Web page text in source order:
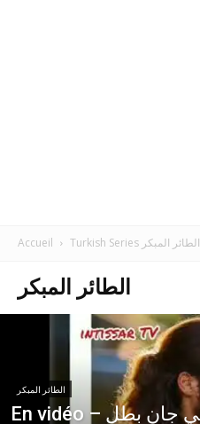
Accueil الطائر المبكر
الطائر المبكر
الطائر المبكر
En vidéo – صور الممثل التركي جان بطل